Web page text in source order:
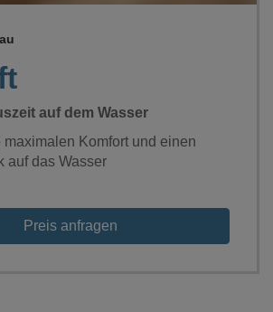
auf dem Wasser
Komfort und einen
auf das Wasser
Preis anfragen